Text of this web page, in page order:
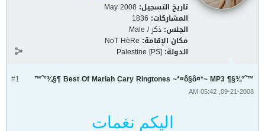
تاريخ التسجيل: May 2008
المشاركات: 1836
الجنس: ذكر / Male
مكان الإقامة: NoT HeRe
الدولة: Palestine [PS]
#1 ™ˆ°¾§¶ Best Of Mariah Cary Ringtones ~*¤ô§ô¤*~ MP3 ¶§¾°ˆ™
09-21-2008, 05:42 AM
اليكم نغمات